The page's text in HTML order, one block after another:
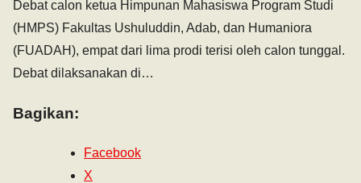
Debat calon ketua Himpunan Mahasiswa Program Studi
(HMPS) Fakultas Ushuluddin, Adab, dan Humaniora
(FUADAH), empat dari lima prodi terisi oleh calon tunggal.
Debat dilaksanakan di…
Bagikan:
Facebook
X